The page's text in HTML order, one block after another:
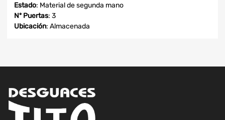
Estado: Material de segunda mano
Nº Puertas: 3
Ubicación: Almacenada